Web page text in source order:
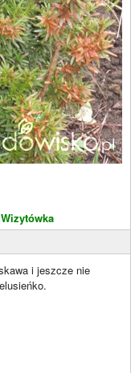
Wizytówka
i jeszcze nie